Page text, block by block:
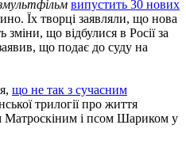
випустить 30 нових
Їх творці заявляли, що нова
зміни, що відбулися в Росії за
що подає до суду на
що не так з сучасним
трилогії про життя
Матроскіним і псом Шариком у